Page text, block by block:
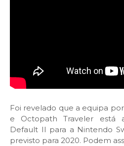
Foi revelado que a equipa
e Octopath Traveler está
Default II para a Nintendo
previsto para 2020. Podem